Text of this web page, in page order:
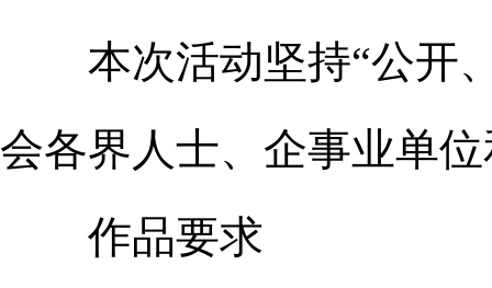
本次活动坚持“公开、
会各界人士、企事业单
作品要求